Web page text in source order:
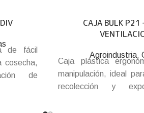
de fácil
cosecha,
de
CAJA BULK P21
Agroindustria,
Caja plástica
manipulación, ideal
recolección y